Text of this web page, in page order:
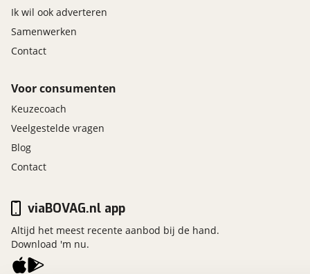
Ik wil ook adverteren
Samenwerken
Contact
Voor consumenten
Keuzecoach
Veelgestelde vragen
Blog
Contact
viaBOVAG.nl app
Altijd het meest recente aanbod bij de hand.
Download 'm nu.